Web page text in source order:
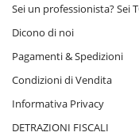
Sei un professionista? Sei
Dicono di noi
Pagamenti & Spedizioni
Condizioni di Vendita
Informativa Privacy
DETRAZIONI FISCALI